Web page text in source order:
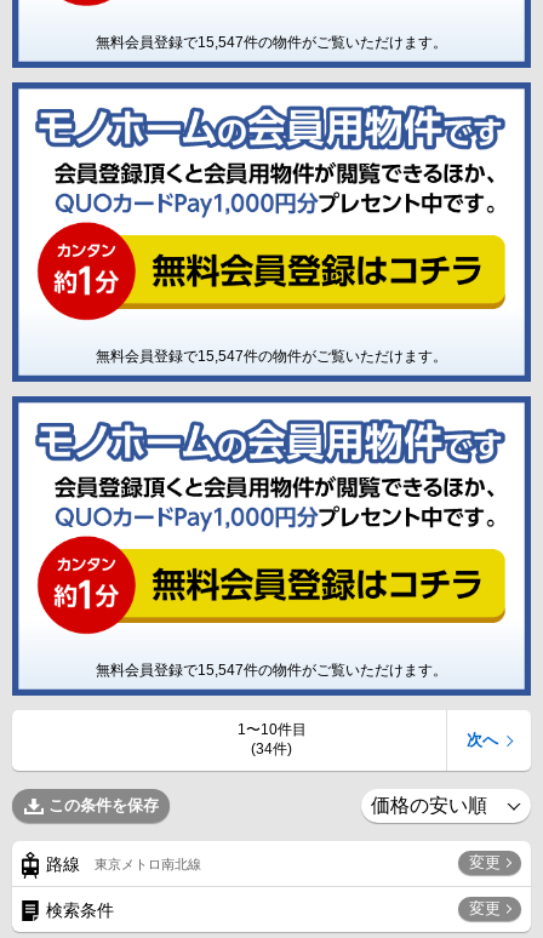
無料会員登録で15,547件の物件がご覧いただけます。
無料会員登録で15,547件の物件がご覧いただけます。
無料会員登録で15,547件の物件がご覧いただけます。
1〜10件目
(34件)
次へ
この条件を保存
路線 東京メトロ南北線 変更
検索条件 変更